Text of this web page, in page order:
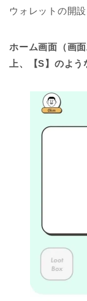
ウォレットの開
ホーム画面（画
上、【S】のよ